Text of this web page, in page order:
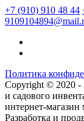
+7 (910) 910 48 44
Политика
Copyright © 2020
и садового
интернет-магазин
Разработка и